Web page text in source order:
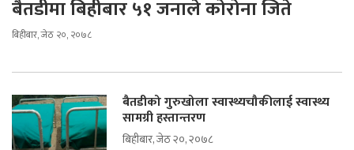
बैतडीमा बिहीबार ५१ जनाले कोरोना जिते
बिहीबार, जेठ २०, २०७८
बैतडीको गुरुखोला स्वास्थ्यचौकीलाई स्वास्थ्य
सामग्री हस्तान्तरण
बिहीबार, जेठ २०, २०७८